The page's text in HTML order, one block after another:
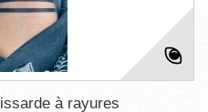
à rayures